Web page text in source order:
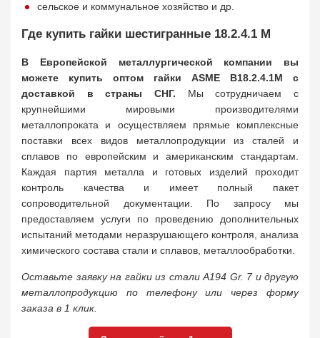
сельское и коммунальное хозяйство и др.
Где купить гайки шестигранные 18.2.4.1 M
В Европейской металлургической компании вы
можете купить оптом гайки ASME B18.2.4.1M с
доставкой в страны СНГ. Мы сотрудничаем с
крупнейшими мировыми производителями
металлопроката и осуществляем прямые комплексные
поставки всех видов металлопродукции из сталей и
сплавов по европейским и американским стандартам.
Каждая партия металла и готовых изделий проходит
контроль качества и имеет полный пакет
сопроводительной документации. По запросу мы
предоставляем услуги по проведению дополнительных
испытаний методами неразрушающего контроля, анализа
химического состава стали и сплавов, металлообработки.
Оставьте заявку на гайки из стали A194 Gr. 7 и другую
металлопродукцию по телефону или через форму
заказа в 1 клик.